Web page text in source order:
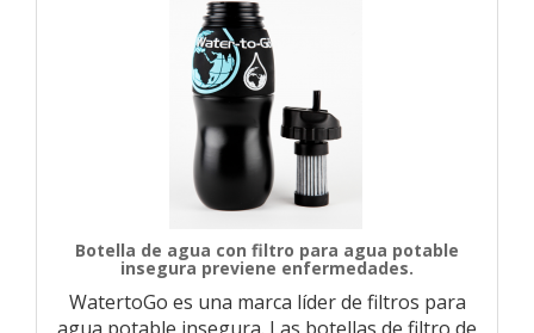
Botella de agua con filtro para agua potable
insegura previene enfermedades.
WatertoGo es una marca líder de filtros para